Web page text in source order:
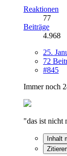
Reaktionen
77
Beiträge
4.968
25.
72
#845
Immer noch
"das ist nicht
Inhalt